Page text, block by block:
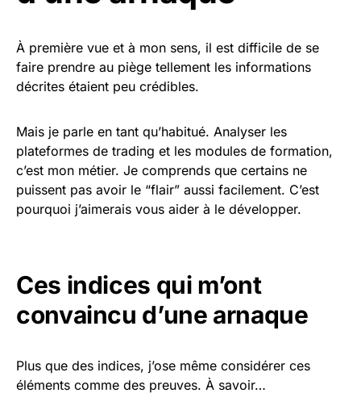
À première vue et à mon sens, il est difficile de se
faire prendre au piège tellement les informations
décrites étaient peu crédibles.
Mais je parle en tant qu’habitué. Analyser les
plateformes de trading et les modules de formation,
c’est mon métier. Je comprends que certains ne
puissent pas avoir le “flair” aussi facilement. C’est
pourquoi j’aimerais vous aider à le développer.
Ces indices qui m’ont
convaincu d’une arnaque
Plus que des indices, j’ose même considérer ces
éléments comme des preuves. À savoir…